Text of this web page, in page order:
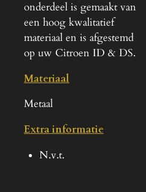
onderdeel is gemaakt van
een hoog kwalitatief
materiaal en is afgestemd
op uw Citroen ID & DS.
Materiaal
Metaal
Extra informatie
N.v.t.